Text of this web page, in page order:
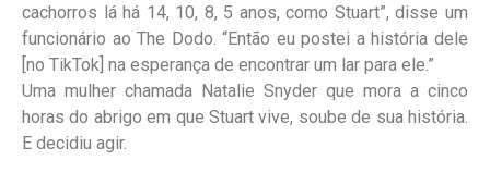
cachorros lá há 14, 10, 8, 5 anos, como Stuart”, disse um
funcionário ao The Dodo. “Então eu postei a história dele
[no TikTok] na esperança de encontrar um lar para ele.”
Uma mulher chamada Natalie Snyder que mora a cinco
horas do abrigo em que Stuart vive, soube de sua história.
E decidiu agir.